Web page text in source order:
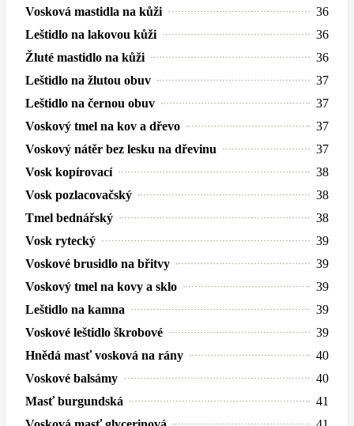
Vosková mastidla na kůži
36
Leštidlo na lakovou kůži
36
Žluté mastidlo na kůži
36
Leštidlo na žlutou obuv
37
Leštidlo na černou obuv
37
Voskový tmel na kov a dřevo
37
Voskový nátěr bez lesku na dřevinu
37
Vosk kopírovací
38
Vosk pozlacovačský
38
Tmel bednářský
38
Vosk rytecký
39
Voskové brusidlo na břitvy
39
Voskový tmel na kovy a sklo
39
Leštidlo na kamna
39
Voskové leštidlo škrobové
39
Hnědá masť vosková na rány
40
Voskové balsámy
40
Masť burgundská
41